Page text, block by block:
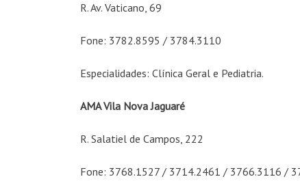
R. Av. Vaticano, 69
Fone: 3782.8595 / 3784.3110
Especialidades: Clínica Geral e Pediatria.
AMA Vila Nova Jaguaré
R. Salatiel de Campos, 222
Fone: 3768.1527 / 3714.2461 / 3766.3116 /